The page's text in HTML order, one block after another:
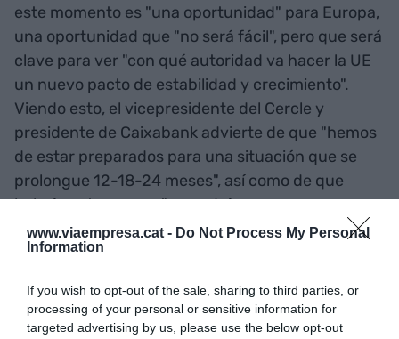
www.viaempresa.cat - Do Not Process My Personal
Information
If you wish to opt-out of the sale, sharing to third parties, or
processing of your personal or sensitive information for
targeted advertising by us, please use the below opt-out
este momento es "una oportunidad" para Europa,
una oportunidad que "no será fácil", pero que será
clave para ver "con qué autoridad va hacer la UE
un nuevo pacto de estabilidad y crecimiento".
Viendo esto, el vicepresidente del Cercle y
presidente de Caixabank advierte de que "hemos
de estar preparados para una situación que se
prolongue 12-18-24 meses", así como de que
habrá sectores que "no podrán operar en
situaciones normales hasta que no tengamos un
control efectivo de la pandemia", cosa que "puede